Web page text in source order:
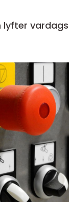
lyfter